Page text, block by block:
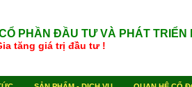
PHẦN ĐẦU TƯ VÀ PHÁT TRIỂN
Gia tăng giá trị đầu tư !